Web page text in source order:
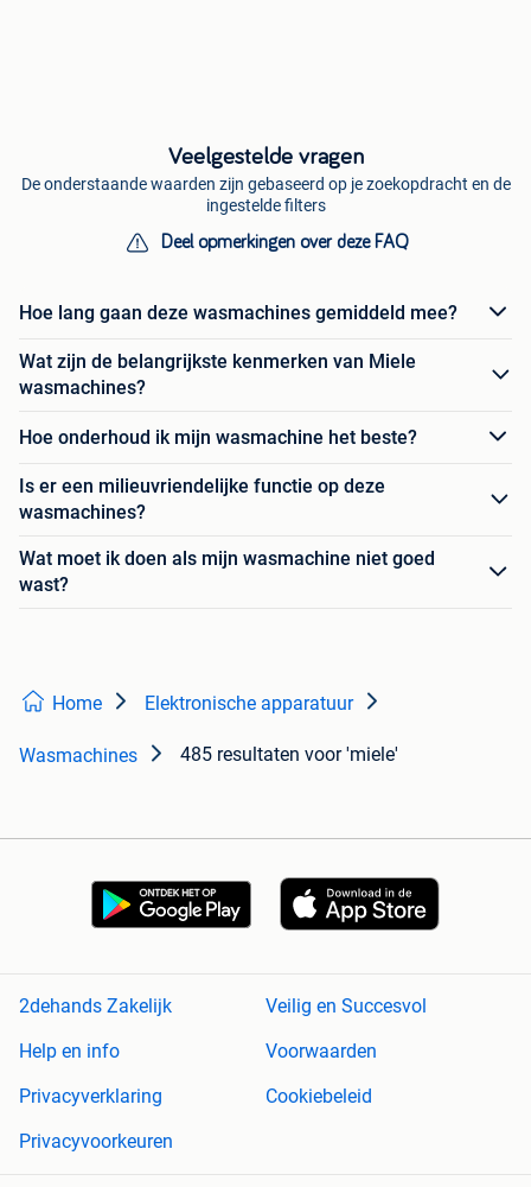
Veelgestelde vragen
De onderstaande waarden zijn gebaseerd op je zoekopdracht en de
ingestelde filters
Deel opmerkingen over deze FAQ
Hoe lang gaan deze wasmachines gemiddeld mee?
Wat zijn de belangrijkste kenmerken van Miele
wasmachines?
Hoe onderhoud ik mijn wasmachine het beste?
Is er een milieuvriendelijke functie op deze
wasmachines?
Wat moet ik doen als mijn wasmachine niet goed
wast?
Home Elektronische apparatuur
Wasmachines 485 resultaten voor 'miele'
2dehands Zakelijk
Veilig en Succesvol
Help en info
Voorwaarden
Privacyverklaring
Cookiebeleid
Privacyvoorkeuren